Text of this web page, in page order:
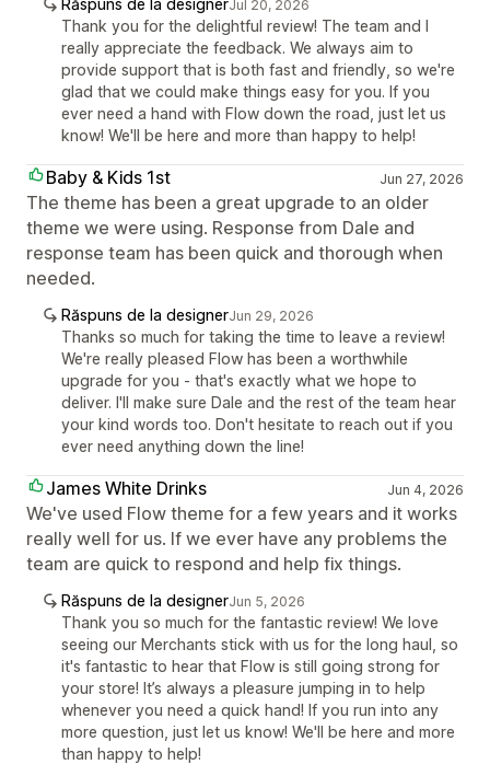
Jul 20, 2026
Thank you for the delightful review! The team and I
really appreciate the feedback. We always aim to
provide support that is both fast and friendly, so we're
glad that we could make things easy for you. If you
ever need a hand with Flow down the road, just let us
know! We'll be here and more than happy to help!
Baby & Kids 1st Jun 27, 2026
The theme has been a great upgrade to an older
theme we were using. Response from Dale and
response team has been quick and thorough when
needed.
Răspuns de la designerJun 29, 2026
Thanks so much for taking the time to leave a review!
We're really pleased Flow has been a worthwhile
upgrade for you - that's exactly what we hope to
deliver. I'll make sure Dale and the rest of the team hear
your kind words too. Don't hesitate to reach out if you
ever need anything down the line!
James White Drinks Jun 4, 2026
We've used Flow theme for a few years and it works
really well for us. If we ever have any problems the
team are quick to respond and help fix things.
Răspuns de la designerJun 5, 2026
Thank you so much for the fantastic review! We love
seeing our Merchants stick with us for the long haul, so
it's fantastic to hear that Flow is still going strong for
your store! It’s always a pleasure jumping in to help
whenever you need a quick hand! If you run into any
more question, just let us know! We'll be here and more
than happy to help!